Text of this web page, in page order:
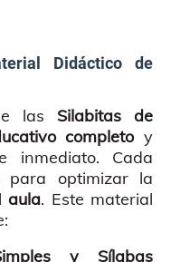
Didáctico de
las Silabitas de
completoy
inmediato. Cada
para optimizar la
aula. Este material
y Sílabas